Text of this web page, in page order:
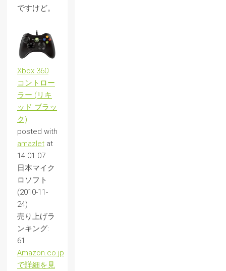
ですけど。
Xbox 360
コントロー
ラー (リキ
ッド ブラッ
ク)
posted with
amazlet at
14.01.07
日本マイク
ロソフト
(2010-11-
24)
売り上げラ
ンキング:
61
Amazon.co.jp
で詳細を見